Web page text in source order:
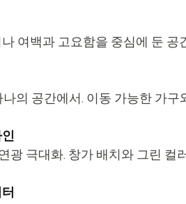
여백과 고요함을 중심에 둔 공
나의 공간에서. 이동 가능한 가
광 극대화. 창가 배치와 그린 컬